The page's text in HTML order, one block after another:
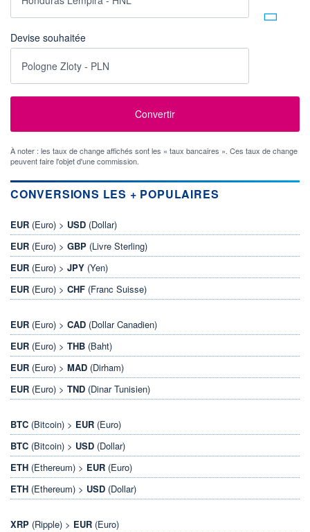
Devise souhaitée
À noter : les taux de change affichés sont les « taux bancaires ». Ces taux de change
peuvent faire l'objet d'une commission.
CONVERSIONS LES + POPULAIRES
EUR (Euro) > USD (Dollar)
EUR (Euro) > GBP (Livre Sterling)
EUR (Euro) > JPY (Yen)
EUR (Euro) > CHF (Franc Suisse)
EUR (Euro) > CAD (Dollar Canadien)
EUR (Euro) > THB (Baht)
EUR (Euro) > MAD (Dirham)
EUR (Euro) > TND (Dinar Tunisien)
BTC (Bitcoin) > EUR (Euro)
BTC (Bitcoin) > USD (Dollar)
ETH (Ethereum) > EUR (Euro)
ETH (Ethereum) > USD (Dollar)
XRP (Ripple) > EUR (Euro)